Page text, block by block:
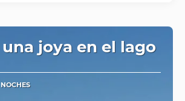
joya en el lago